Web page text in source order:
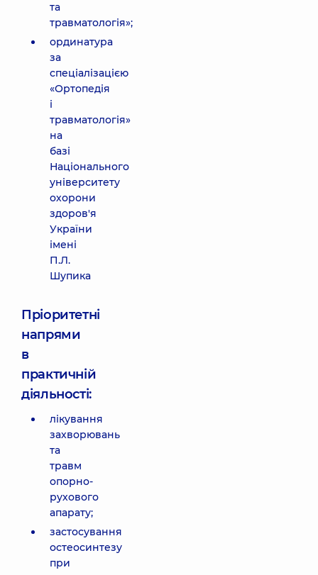
та
травматологія»;
ординатура
за
спеціалізацією
«Ортопедія
і
травматологія»
на
базі
Національного
університету
охорони
здоров'я
України
імені
П.Л.
Шупика
Пріоритетні
напрями
в
практичній
діяльності:
лікування
захворювань
та
травм
опорно-
рухового
апарату;
застосування
остеосинтезу
при